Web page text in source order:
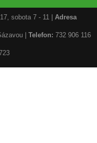
sobota 7 - 11 | Adresa
| Telefon: 732 906 116